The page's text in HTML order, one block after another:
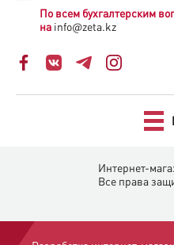
По всем бухгалтерским
на info@zeta.kz
Интернет-
Все права